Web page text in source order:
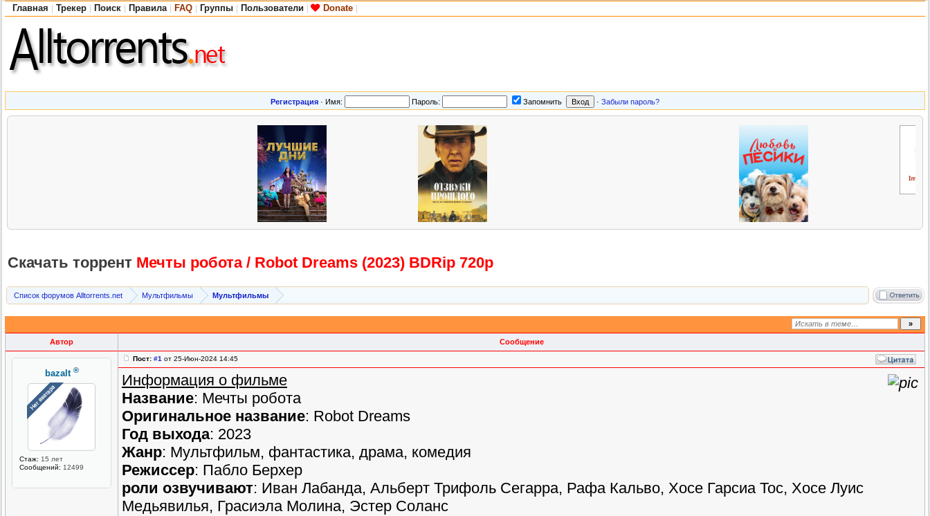
Главная Трекер Поиск Правила FAQ Группы Пользователи Donate
Регистрация · Имя: Пароль: Запомнить · Забыли пароль?
Скачать торрент Мечты робота / Robot Dreams (2023) BDRip 720p
Список форумов Alltorrents.net Мультфильмы Мультфильмы
Автор Сообщение
bazalt ®
Стаж: 15 лет
Сообщений: 12499
Пост: #1 от 25-Июн-2024 14:45
Информация о фильме
Название: Мечты робота
Оригинальное название: Robot Dreams
Год выхода: 2023
Жанр: Мультфильм, фантастика, драма, комедия
Режиссер: Пабло Берхер
роли озвучивают: Иван Лабанда, Альберт Трифоль Сегарра, Рафа Кальво, Хосе Гарсиа Тос, Хосе Луис
Медьявилья, Грасиэла Молина, Эстер Соланс